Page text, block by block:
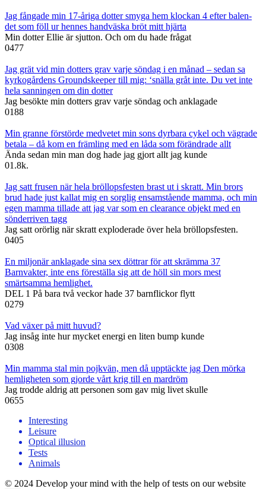
Jag fångade min 17-åriga dotter smyga hem klockan 4 efter balen-
det som föll ur hennes handväska bröt mitt hjärta
Min dotter Ellie är sjutton. Och om du hade frågat
0477
Jag grät vid min dotters grav varje söndag i en månad – sedan sa
kyrkogårdens Groundskeeper till mig: ‘snälla gråt inte. Du vet inte
hela sanningen om din dotter
Jag besökte min dotters grav varje söndag och anklagade
0188
Min granne förstörde medvetet min sons dyrbara cykel och vägrade
betala – då kom en främling med en låda som förändrade allt
Ända sedan min man dog hade jag gjort allt jag kunde
01.8k.
Jag satt frusen när hela bröllopsfesten brast ut i skratt. Min brors
brud hade just kallat mig en sorglig ensamstående mamma, och min
egen mamma tillade att jag var som en clearance objekt med en
sönderriven tagg
Jag satt orörlig när skratt exploderade över hela bröllopsfesten.
0405
En miljonär anklagade sina sex döttrar för att skrämma 37
Barnvakter, inte ens föreställa sig att de höll sin mors mest
smärtsamma hemlighet.
DEL 1 På bara två veckor hade 37 barnflickor flytt
0279
Vad växer på mitt huvud?
Jag insåg inte hur mycket energi en liten bump kunde
0308
Min mamma stal min pojkvän, men då upptäckte jag Den mörka
hemligheten som gjorde vårt krig till en mardröm
Jag trodde aldrig att personen som gav mig livet skulle
0655
Interesting
Leisure
Optical illusion
Tests
Animals
© 2024 Develop your mind with the help of tests on our website